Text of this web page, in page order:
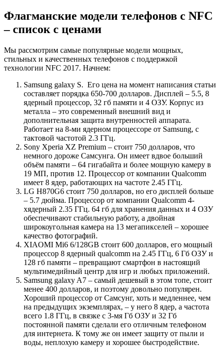
Флагманские модели телефонов с NFC
– список с ценами
Мы рассмотрим самые популярные модели мощных,
стильных и качественных телефонов с поддержкой
технологии NFC 2017. Начнем:
Samsung galaxy S. Его цена на момент написания статьи
составляет порядка 650-700 долларов. Дисплей – 5.5, 8
ядерный процессор, 32 гб памяти и 4 ОЗУ. Корпус из
металла – это современный внешний вид и
дополнительная защита внутренностей аппарата.
Работает на 8-ми ядерном процессоре от Samsung, с
тактовой частотой 2.3 ГГц.
Sony Xperia XZ Premium – стоит 750 долларов, что
немного дороже Самсунга. Он имеет вдвое больший
объём памяти – 64 гигабайта и более мощную камеру в
19 МП, против 12. Процессор от компании Qualcomm
имеет 8 ядер, работающих на частоте 2.45 ГГц.
LG H870G6 стоит 750 долларов, но его дисплей больше
– 5.7 дюйма. Процессор от компании Qualcomm 4-
хядерный 2.35 ГГц. 64 гб для хранения данных и 4 ОЗУ
обеспечивают стабильную работу, а двойная
широкоугольная камера на 13 мегапикселей – хорошее
качество фотографий.
XIAOMI Mi6 6/128GB стоит 600 долларов, его мощный
процессор 8 ядерный qualcomm на 2.45 ГГц, 6 Гб ОЗУ и
128 гб памяти – превращают смартфон в настоящий
мультимедийный центр для игр и любых приложений.
Samsung galaxy A7 – самый дешевый в этом топе, стоит
менее 400 долларов, и поэтому довольно популярен.
Хороший процессор от Самсунг, хоть и медленнее, чем
на предыдущих экземплярах, – у него 8 ядер, а частота
всего 1.8 ГГц, в связке с 3-мя Гб ОЗУ и 32 Гб
постоянной памяти сделали его отличным телефоном
для интернета. К тому же он имеет защиту от пыли и
воды, неплохую камеру и хорошее быстродействие.